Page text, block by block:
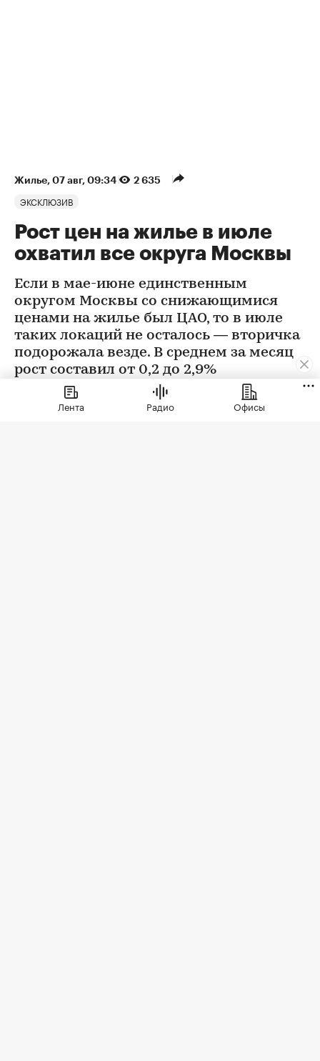
Жилье⁠, 07 авг, 09:34 2 635
ЭКСКЛЮЗИВ
Рост цен на жилье в июле
охватил все округа Москвы
Если в мае-июне единственным
округом Москвы со снижающимися
ценами на жилье был ЦАО, то в июле
таких локаций не осталось — вторичка
подорожала везде. В среднем за месяц
рост составил от 0,2 до 2,9%
Лента Радио Офисы